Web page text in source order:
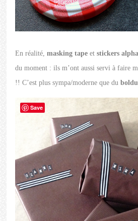
En réalité,masking tape etstickers
du moment : ils m’ont aussi servi à faire
!! C’est plus sympa/moderne que du
Save